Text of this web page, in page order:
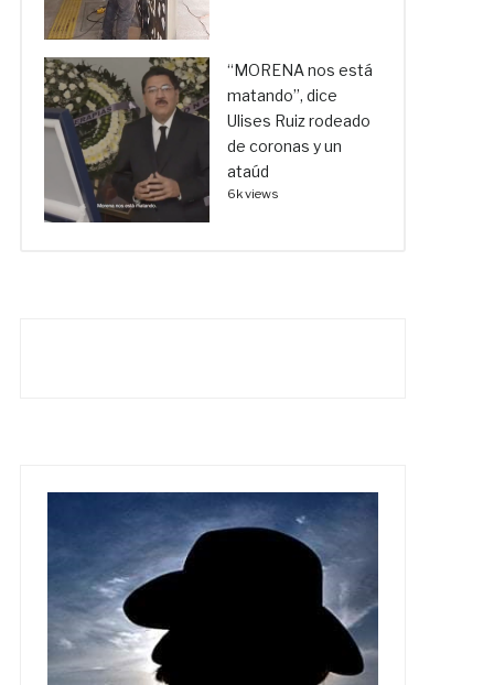
“MORENA nos está
matando”, dice
Ulises Ruiz rodeado
de coronas y un
ataúd
6k views